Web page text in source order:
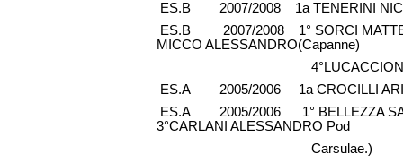
ES.B 2007/2008 1a TENERINI
ES.B 2007/2008 1° SORCI MATTEO
MICCO ALESSANDRO(Capanne)
4°LUCACCIONI
ES.A 2005/2006 1a CROCILLI
ES.A 2005/2006 1° BELLEZZA
3°CARLANI ALESSANDRO Pod
Carsulae.)